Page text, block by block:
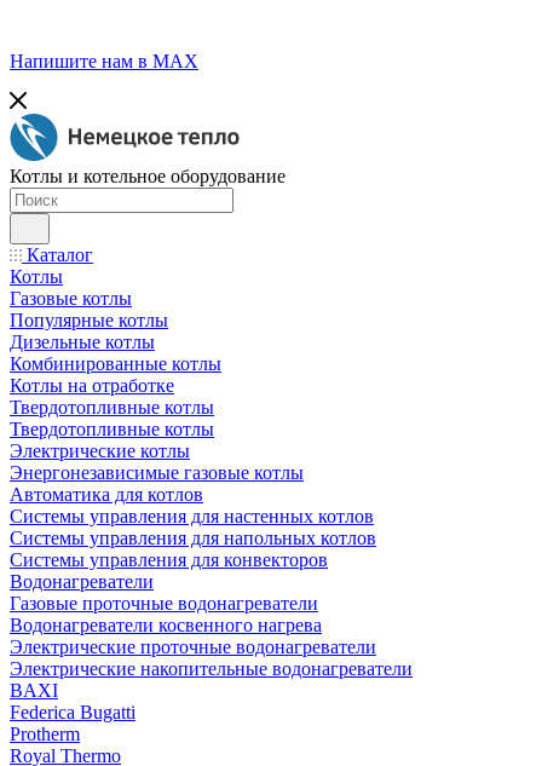
Напишите нам в МАХ
Котлы и котельное оборудование
Каталог
Котлы
Газовые котлы
Популярные котлы
Дизельные котлы
Комбинированные котлы
Котлы на отработке
Твердотопливные котлы
Твердотопливные котлы
Электрические котлы
Энергонезависимые газовые котлы
Автоматика для котлов
Системы управления для настенных котлов
Системы управления для напольных котлов
Системы управления для конвекторов
Водонагреватели
Газовые проточные водонагреватели
Водонагреватели косвенного нагрева
Электрические проточные водонагреватели
Электрические накопительные водонагреватели
BAXI
Federica Bugatti
Protherm
Royal Thermo